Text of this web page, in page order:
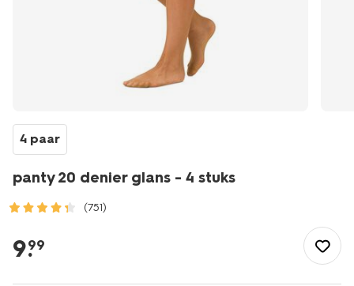
4 paar
panty 20 denier glans - 4 stuks
(751)
20-
denier-
9.
99